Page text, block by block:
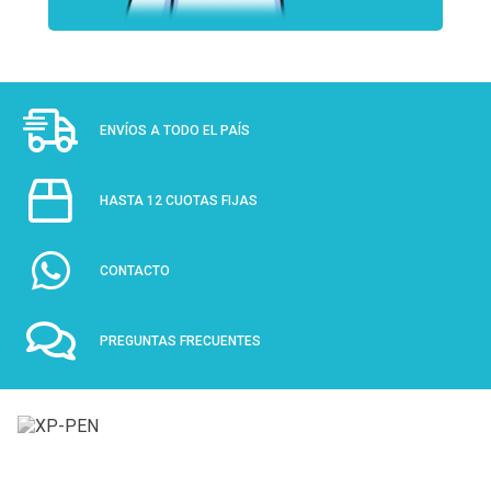
ENVÍOS A TODO EL PAÍS
HASTA 12 CUOTAS FIJAS
CONTACTO
PREGUNTAS FRECUENTES